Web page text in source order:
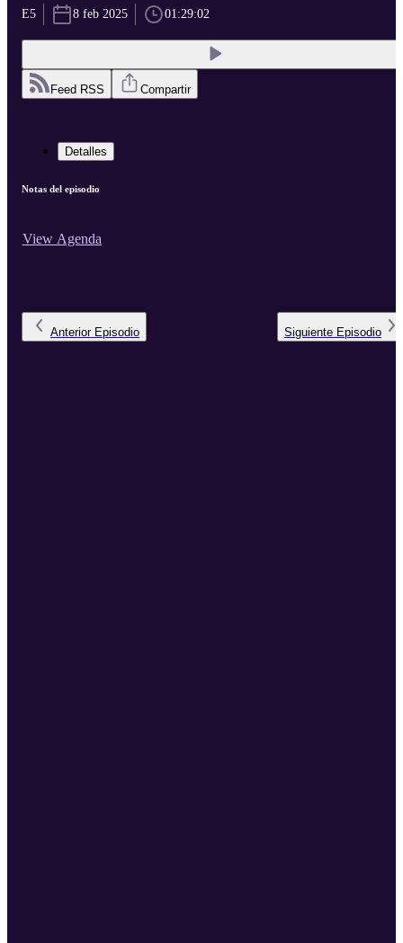
E5 8 feb 2025 01:29:02
Feed RSS Compartir
Detalles
Notas del episodio
View Agenda
Anterior Episodio Siguiente Episodio